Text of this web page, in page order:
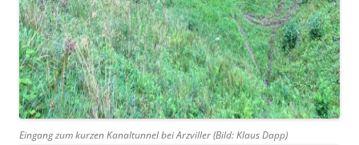
Eingang zum kurzen Kanaltunnel bei Arzviller (Bild: Klaus Dapp)